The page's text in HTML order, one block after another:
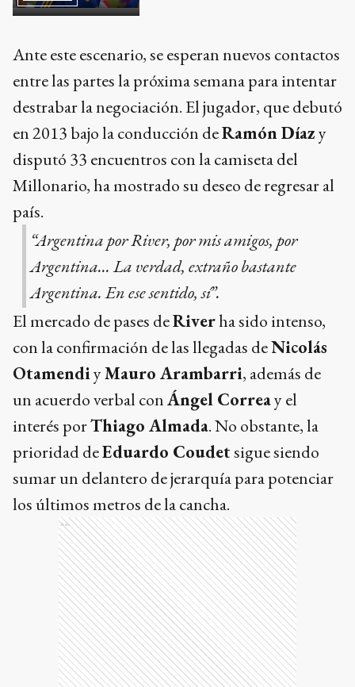
Ante este escenario, se esperan nuevos contactos
entre las partes la próxima semana para intentar
destrabar la negociación. El jugador, que debutó
en 2013 bajo la conducción deRamón Díazy
disputó 33 encuentros con la camiseta del
Millonario, ha mostrado su deseo de regresar al
país.
“Argentina por River, por mis amigos, por
Argentina... La verdad, extraño bastante
Argentina. En ese sentido, sí”.
El mercado de pases deRiverha sido intenso,
con la confirmación de las llegadas deNicolás
OtamendiyMauro Arambarri, además de
un acuerdo verbal conÁngel Correay el
interés porThiago Almada. No obstante, la
prioridad deEduardo Coudetsigue siendo
sumar un delantero de jerarquía para potenciar
los últimos metros de la cancha.
Ads